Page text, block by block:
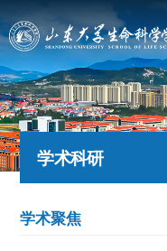
学术科研
学术聚焦